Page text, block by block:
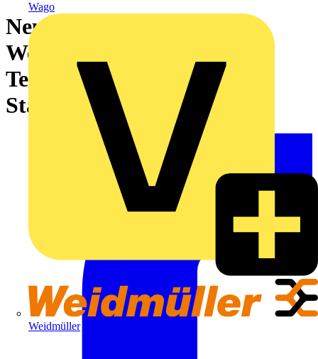
Wago
Weidmüller
Neues Licht für das
Weserstadion: Modernste
Technik für das perfekte
Stadionerlebnis